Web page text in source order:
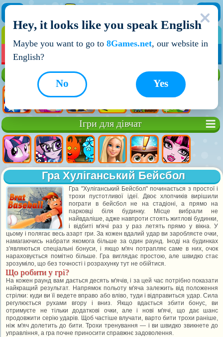
НОВІ ІГРИ
Ігри для дівчат
Гра Хуліганський Бейсбол
Гра "Хуліганський Бейсбол" починається з простої і
трохи пустотливої ідеї. Двоє хлопчиків вирішили
пограти в бейсбол не на стадіоні, а прямо на
парковці біля будинку. Місце вибрали не
найвдаліше, адже навпроти стоять житлові будинки,
і відбиті м'ячі раз у раз летять прямо у вікна. У
цьому і полягає весь азарт гри. За кожен вдалий удар ви заробляєте очки,
намагаючись набрати якомога більше за один раунд. Іноді на будинках
з'являються спеціальні бонуси, і якщо м'яч потрапляє саме в них, очок
нараховується помітно більше. Гра виглядає простою, але швидко стає
зрозуміло, що без точності і розрахунку тут не обійтися.
Що робити у грі?
На кожен раунд вам дається десять м'ячів, і за цей час потрібно показати
найкращий результат. Напрямок польоту м'яча залежить від положення
стрілки: куди ви її ведете вправо або вліво, туди і відправиться удар. Сила
регулюється рухами вгору і вниз. Якщо вдається збити бонус, ви
отримуєте не тільки додаткові очки, але і нові м'ячі, що дає шанс
продовжити серію ударів. Щоб частіше влучати, варто бити трохи раніше,
ніж м'яч долетить до бити. Трохи тренування — і ви швидко звикнете до
управління, а гра почне приносити справжнє задоволення.
Hey, it looks like you speak English
Maybe you want to go to 8Games.net, our website in
English?
Yes
No